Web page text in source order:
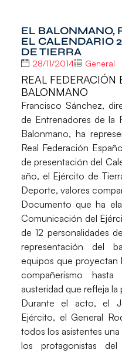
EL BALONMANO,
EL CALENDARIO
DE TIERRA
28/11/2014 General
REAL FEDERACIÓN
BALONMANO
Francisco Sánchez,
de Entrenadores de la
Balonmano, ha
Real Federación
de presentación del
año, el Ejército de
Deporte, valores
Documento que ha
Comunicación del
de 12 personalidades
representación del
equipos que proyectan
compañerismo
austeridad que refleja
Durante el acto, el
Ejército, elGeneral
todos los asistentes
los protagonistas